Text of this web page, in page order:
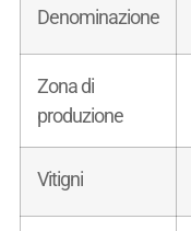
Denominazione
Zona di
produzione
Vitigni